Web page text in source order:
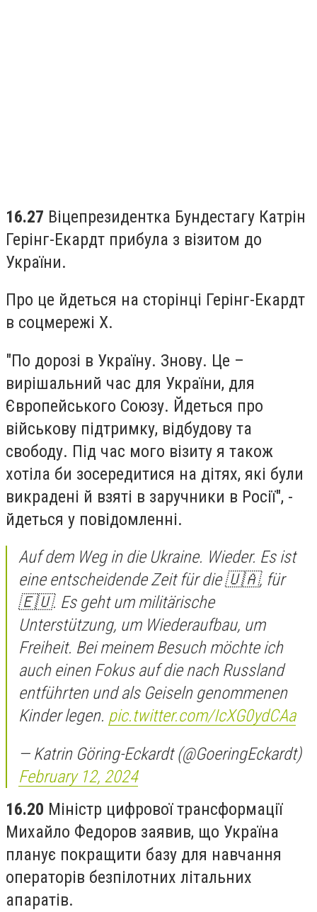
16.27 Віцепрезидентка Бундестагу Катрін
Герінг-Екардт прибула з візитом до
України.
Про це йдеться на сторінці Герінг-Екардт
в соцмережі Х.
"По дорозі в Україну. Знову. Це –
вирішальний час для України, для
Європейського Союзу. Йдеться про
військову підтримку, відбудову та
свободу. Під час мого візиту я також
хотіла би зосередитися на дітях, які були
викрадені й взяті в заручники в Росії", -
йдеться у повідомленні.
Auf dem Weg in die Ukraine. Wieder. Es ist
eine entscheidende Zeit für die 🇺🇦, für
🇪🇺. Es geht um militärische
Unterstützung, um Wiederaufbau, um
Freiheit. Bei meinem Besuch möchte ich
auch einen Fokus auf die nach Russland
entführten und als Geiseln genommenen
Kinder legen. pic.twitter.com/IcXG0ydCAa
— Katrin Göring-Eckardt (@GoeringEckardt)
February 12, 2024
16.20 Міністр цифрової трансформації
Михайло Федоров заявив, що Україна
планує покращити базу для навчання
операторів безпілотних літальних
апаратів.